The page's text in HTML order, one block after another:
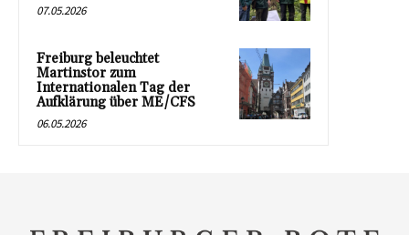
07.05.2026
Freiburg beleuchtet
Martinstor zum
Internationalen Tag der
Aufklärung über ME/CFS
06.05.2026